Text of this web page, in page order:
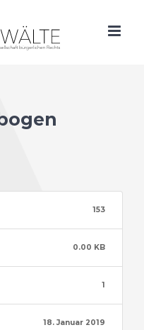
153
0.00 KB
1
18. Januar 2019